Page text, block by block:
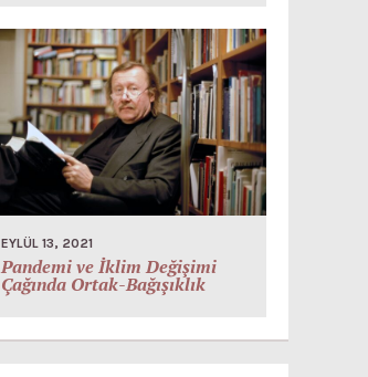
EYLÜL 13, 2021
Pandemi ve İklim Değişimi
Çağında Ortak-Bağışıklık